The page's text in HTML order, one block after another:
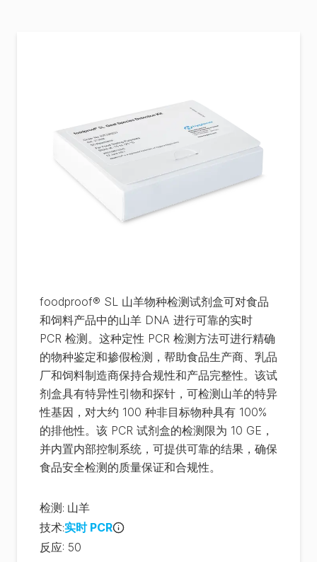
foodproof® SL 山羊物种检测试剂盒可对食品
和饲料产品中的山羊 DNA 进行可靠的实时
PCR 检测。这种定性 PCR 检测方法可进行精确
的物种鉴定和掺假检测，帮助食品生产商、乳品
厂和饲料制造商保持合规性和产品完整性。该试
剂盒具有特异性引物和探针，可检测山羊的特异
性基因，对大约 100 种非目标物种具有 100%
的排他性。该 PCR 试剂盒的检测限为 10 GE，
并内置内部控制系统，可提供可靠的结果，确保
食品安全检测的质量保证和合规性。
检测 : 山羊
技术:实时 PCR
反应: 50